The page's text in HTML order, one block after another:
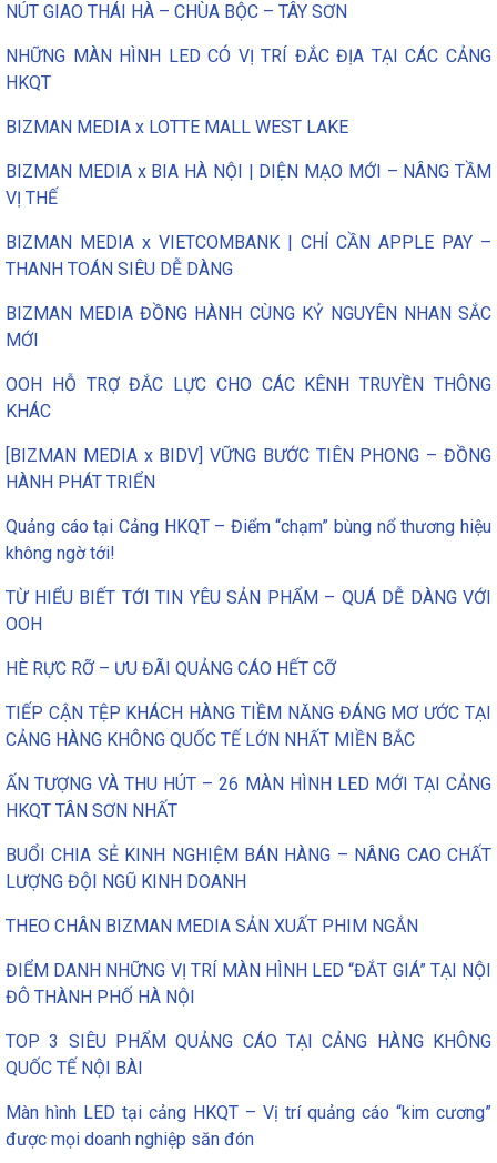
NÚT GIAO THÁI HÀ – CHÙA BỘC – TÂY SƠN
NHỮNG MÀN HÌNH LED CÓ VỊ TRÍ ĐẮC ĐỊA TẠI CÁC CẢNG
HKQT
BIZMAN MEDIA x LOTTE MALL WEST LAKE
BIZMAN MEDIA x BIA HÀ NỘI | DIỆN MẠO MỚI – NÂNG TẦM
VỊ THẾ
BIZMAN MEDIA x VIETCOMBANK | CHỈ CẦN APPLE PAY –
THANH TOÁN SIÊU DỄ DÀNG
BIZMAN MEDIA ĐỒNG HÀNH CÙNG KỶ NGUYÊN NHAN SẮC
MỚI
OOH HỖ TRỢ ĐẮC LỰC CHO CÁC KÊNH TRUYỀN THÔNG
KHÁC
[BIZMAN MEDIA x BIDV] VỮNG BƯỚC TIÊN PHONG – ĐỒNG
HÀNH PHÁT TRIỂN
Quảng cáo tại Cảng HKQT – Điểm “chạm” bùng nổ thương hiệu
không ngờ tới!
TỪ HIỂU BIẾT TỚI TIN YÊU SẢN PHẨM – QUÁ DỄ DÀNG VỚI
OOH
HÈ RỰC RỠ – ƯU ĐÃI QUẢNG CÁO HẾT CỠ
TIẾP CẬN TỆP KHÁCH HÀNG TIỀM NĂNG ĐÁNG MƠ ƯỚC TẠI
CẢNG HÀNG KHÔNG QUỐC TẾ LỚN NHẤT MIỀN BẮC
ẤN TƯỢNG VÀ THU HÚT – 26 MÀN HÌNH LED MỚI TẠI CẢNG
HKQT TÂN SƠN NHẤT
BUỔI CHIA SẺ KINH NGHIỆM BÁN HÀNG – NÂNG CAO CHẤT
LƯỢNG ĐỘI NGŨ KINH DOANH
THEO CHÂN BIZMAN MEDIA SẢN XUẤT PHIM NGẮN
ĐIỂM DANH NHỮNG VỊ TRÍ MÀN HÌNH LED “ĐẮT GIÁ” TẠI NỘI
ĐÔ THÀNH PHỐ HÀ NỘI
TOP 3 SIÊU PHẨM QUẢNG CÁO TẠI CẢNG HÀNG KHÔNG
QUỐC TẾ NỘI BÀI
Màn hình LED tại cảng HKQT – Vị trí quảng cáo “kim cương”
được mọi doanh nghiệp săn đón